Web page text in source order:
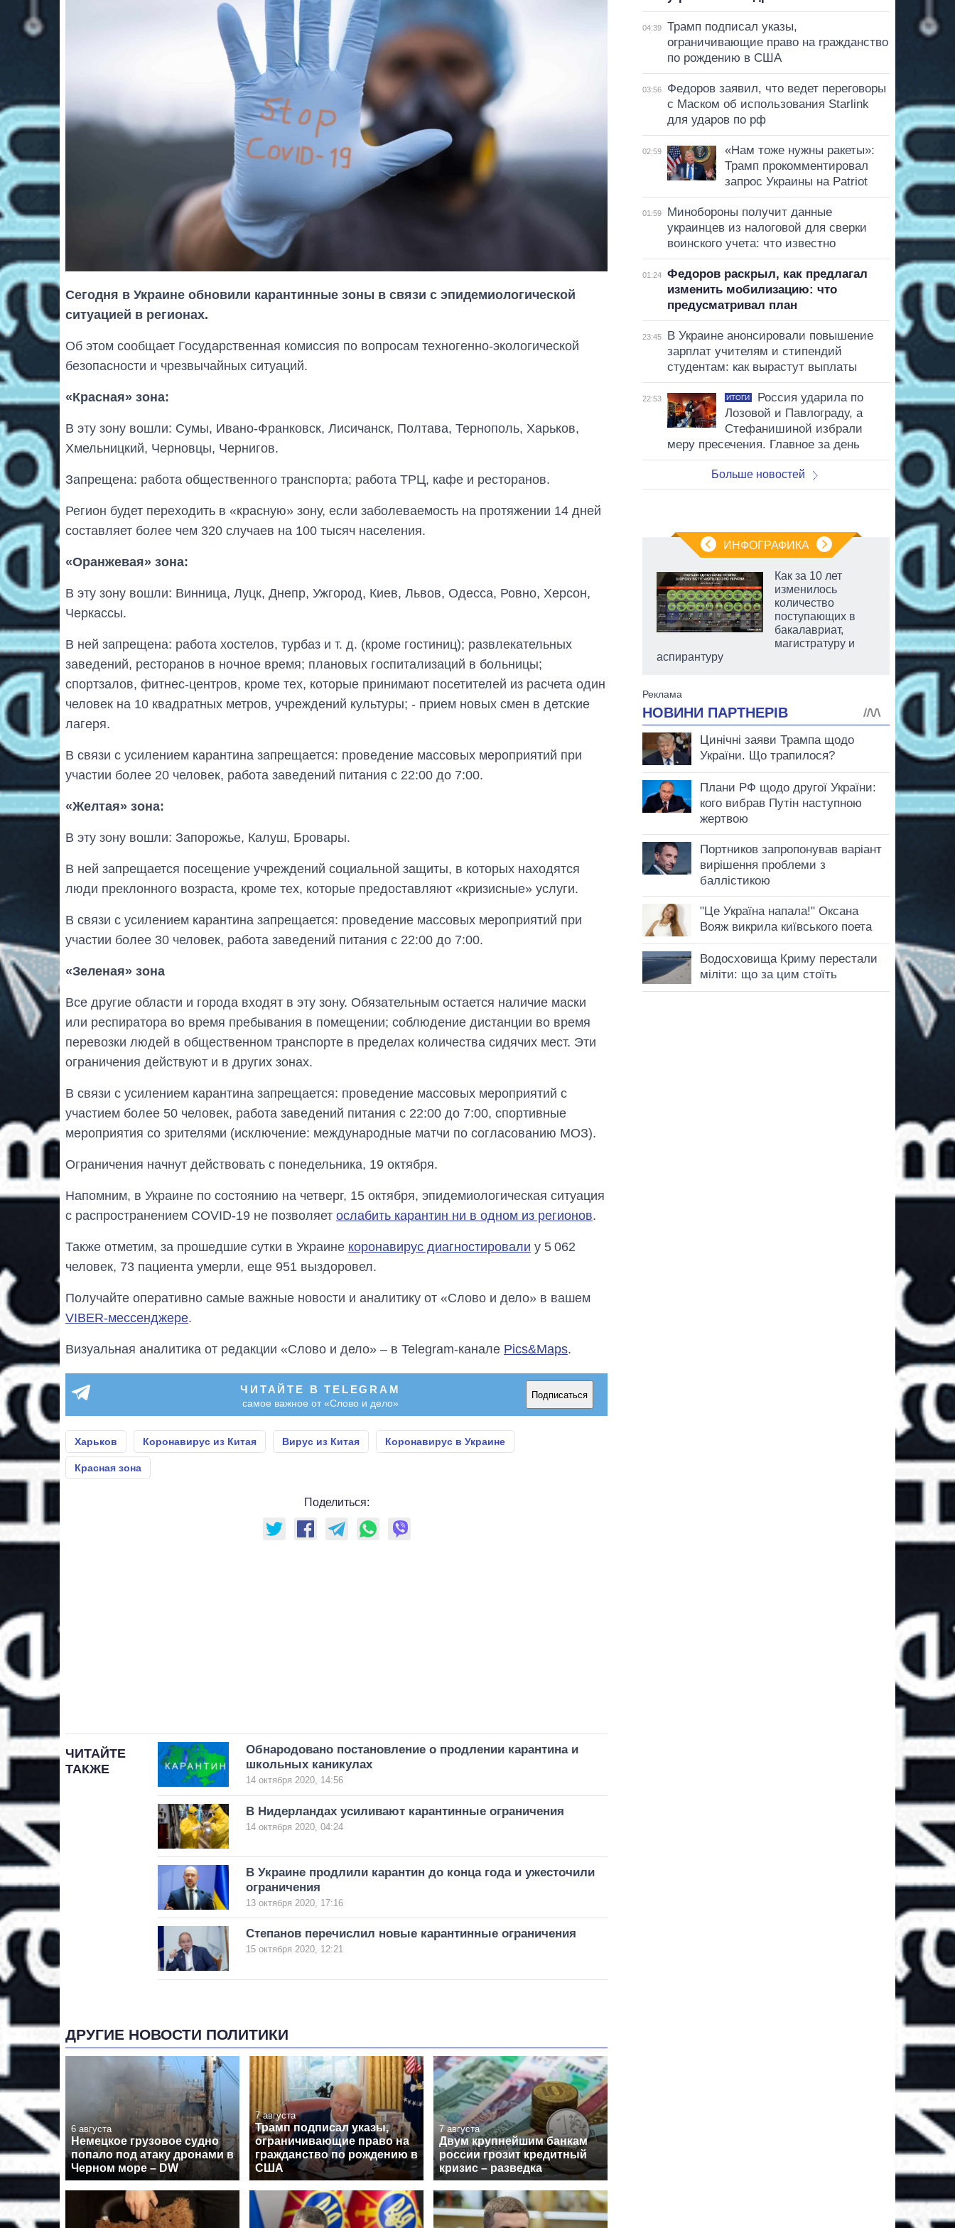
Сегодня в Украине обновили карантинные зоны в связи с эпидемиологической
ситуацией в регионах.
Об этом сообщает Государственная комиссия по вопросам техногенно-экологической
безопасности и чрезвычайных ситуаций.
«Красная» зона:
В эту зону вошли: Сумы, Ивано-Франковск, Лисичанск, Полтава, Тернополь, Харьков,
Хмельницкий, Черновцы, Чернигов.
Запрещена: работа общественного транспорта; работа ТРЦ, кафе и ресторанов.
Регион будет переходить в «красную» зону, если заболеваемость на протяжении 14 дней
составляет более чем 320 случаев на 100 тысяч населения.
«Оранжевая» зона:
В эту зону вошли: Винница, Луцк, Днепр, Ужгород, Киев, Львов, Одесса, Ровно, Херсон,
Черкассы.
В ней запрещена: работа хостелов, турбаз и т. д. (кроме гостиниц); развлекательных
заведений, ресторанов в ночное время; плановых госпитализаций в больницы;
спортзалов, фитнес-центров, кроме тех, которые принимают посетителей из расчета один
человек на 10 квадратных метров, учреждений культуры; - прием новых смен в детские
лагеря.
В связи с усилением карантина запрещается: проведение массовых мероприятий при
участии более 20 человек, работа заведений питания с 22:00 до 7:00.
«Желтая» зона:
В эту зону вошли: Запорожье, Калуш, Бровары.
В ней запрещается посещение учреждений социальной защиты, в которых находятся
люди преклонного возраста, кроме тех, которые предоставляют «кризисные» услуги.
В связи с усилением карантина запрещается: проведение массовых мероприятий при
участии более 30 человек, работа заведений питания с 22:00 до 7:00.
«Зеленая» зона
Все другие области и города входят в эту зону. Обязательным остается наличие маски
или респиратора во время пребывания в помещении; соблюдение дистанции во время
перевозки людей в общественном транспорте в пределах количества сидячих мест. Эти
ограничения действуют и в других зонах.
В связи с усилением карантина запрещается: проведение массовых мероприятий с
участием более 50 человек, работа заведений питания с 22:00 до 7:00, спортивные
мероприятия со зрителями (исключение: международные матчи по согласованию МОЗ).
Ограничения начнут действовать с понедельника, 19 октября.
Напомним, в Украине по состоянию на четверг, 15 октября, эпидемиологическая ситуация
с распространением COVID-19 не позволяет ослабить карантин ни в одном из регионов.
Также отметим, за прошедшие сутки в Украине коронавирус диагностировали у 5 062
человек, 73 пациента умерли, еще 951 выздоровел.
Получайте оперативно самые важные новости и аналитику от «Слово и дело» в вашем
VIBER-мессенджере.
Визуальная аналитика от редакции «Слово и дело» – в Telegram-канале Pics&Maps.
ЧИТАЙТЕ В TELEGRAM
самое важное от «Слово и дело»
Подписаться
Харьков Коронавирус из Китая Вирус из Китая Коронавирус в Украине
Красная зона
Поделиться:
ЧИТАЙТЕ
ТАКЖЕ
Обнародовано постановление о продлении карантина и
школьных каникулах
14 октября 2020, 14:56
В Нидерландах усиливают карантинные ограничения
14 октября 2020, 04:24
В Украине продлили карантин до конца года и ужесточили
ограничения
13 октября 2020, 17:16
Степанов перечислил новые карантинные ограничения
15 октября 2020, 12:21
ДРУГИЕ НОВОСТИ ПОЛИТИКИ
6 августа
Немецкое грузовое судно
попало под атаку дронами в
Черном море – DW
7 августа
Трамп подписал указы,
ограничивающие право на
гражданство по рождению в
США
7 августа
Двум крупнейшим банкам
россии грозит кредитный
кризис – разведка
04:39
Трамп подписал указы,
ограничивающие право на гражданство
по рождению в США
03:56
Федоров заявил, что ведет переговоры
с Маском об использования Starlink
для ударов по рф
02:59
«Нам тоже нужны ракеты»:
Трамп прокомментировал
запрос Украины на Patriot
01:59
Минобороны получит данные
украинцев из налоговой для сверки
воинского учета: что известно
01:24
Федоров раскрыл, как предлагал
изменить мобилизацию: что
предусматривал план
23:45
В Украине анонсировали повышение
зарплат учителям и стипендий
студентам: как вырастут выплаты
22:53 ИТОГИ
Россия ударила по
Лозовой и Павлограду, а
Стефанишиной избрали
меру пресечения. Главное за день
Больше новостей
ИНФОГРАФИКА
гигантов: сколько
стоят и
Как за 10 лет
изменилось
количество
поступающих в
бакалавриат,
магистратуру и
аспирантуру